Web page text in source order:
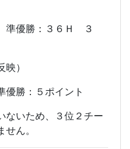
準優勝：３６Ｈ ３
）
勝：５ポイント
ないため、３位２チー
ん。